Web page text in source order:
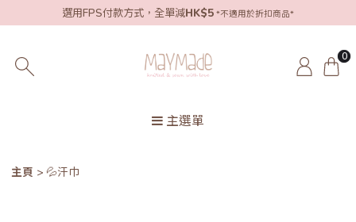
選用FPS付款方式，全單減HK$5 *不適用於折扣商品*
0
主選單
主頁 💦汗巾